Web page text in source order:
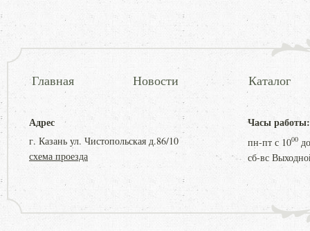
Главная Новости Каталог
Адрес
г. Казань ул. Чистопольская д.86/10
схема проезда
Часы работы:
пн-пт с 1000
сб-вс